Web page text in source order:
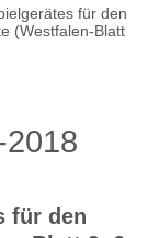
für den
(Westfalen-Blatt
für den